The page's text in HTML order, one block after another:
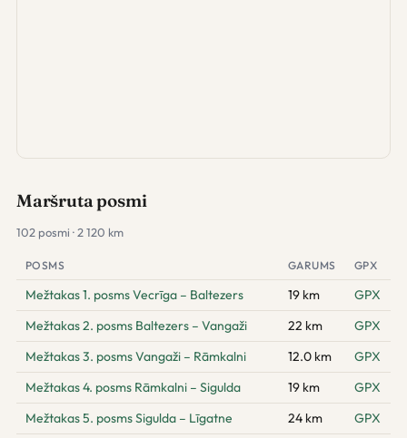
Maršruta posmi
102 posmi · 2 120 km
POSMS GARUMS GPX
Mežtakas 1. posms Vecrīga – Baltezers 19 km
GPX
Mežtakas 2. posms Baltezers – Vangaži
22 km
GPX
Mežtakas 3. posms Vangaži – Rāmkalni
12.0 km
GPX
Mežtakas 4. posms Rāmkalni – Sigulda
19 km
GPX
Mežtakas 5. posms Sigulda – Līgatne
24 km
GPX